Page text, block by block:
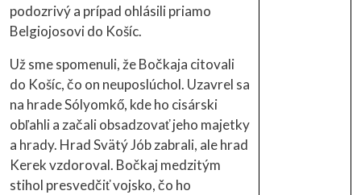
podozrivý a prípad ohlásili priamo
Belgiojosovi do Košíc.
Už sme spomenuli, že Bočkaja citovali
do Košíc, čo on neuposlúchol. Uzavrel sa
na hrade Sólyomkő, kde ho cisárski
obľahli a začali obsadzovať jeho majetky
a hrady. Hrad Svätý Jób zabrali, ale hrad
Kerek vzdoroval. Bočkaj medzitým
stihol presvedčiť vojsko, čo ho